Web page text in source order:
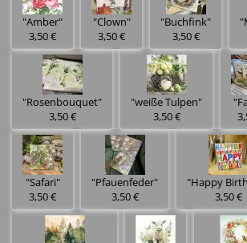
"Amber"
3,50 €
"Clown"
3,50 €
"Buchfink"
3,50 €
"Rosenbouquet"
3,50 €
"weiße Tulpen"
3,50 €
"Safari"
3,50 €
"Pfauenfeder"
3,50 €
"Happy
3,50 €